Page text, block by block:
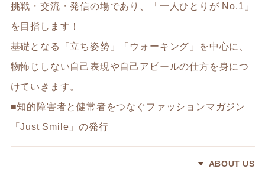
挑戦・交流・発信の場であり、「一人ひとりが No.1」
を目指します！
基礎となる「立ち姿勢」「ウォーキング」を中心に、
物怖じしない自己表現や自己アピールの仕方を身につ
けていきます。
■知的障害者と健常者をつなぐファッションマガジン
「Just Smile」の発行
ABOUT US